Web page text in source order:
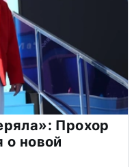
Прохор
о новой